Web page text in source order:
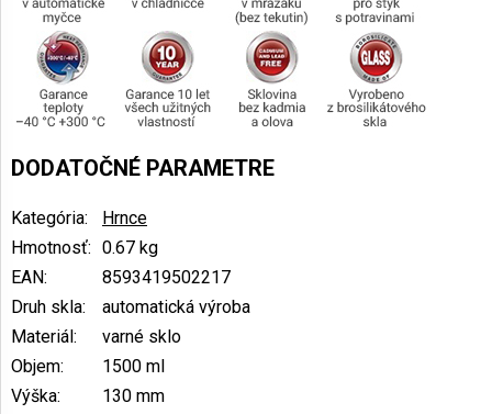
DODATOČNÉ PARAMETRE
Kategória:
Hrnce
Hmotnosť: 0.67 kg
EAN:
8593419502217
Druh skla:
automatická výroba
Materiál:
varné sklo
Objem:
1500 ml
Výška:
130 mm